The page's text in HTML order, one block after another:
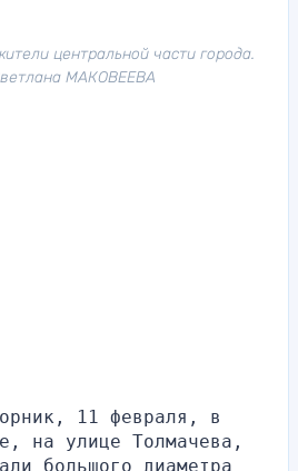
центральной части города.
МАКОВЕЕВА
11 февраля, в
на улице Толмачева,
большого диаметра